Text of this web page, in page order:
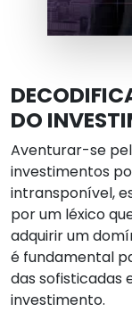
DO
Aventurar-se
investimentos
intransponível,
por um léxico
adquirir um
é fundamental
das sofisticadas
investimento.